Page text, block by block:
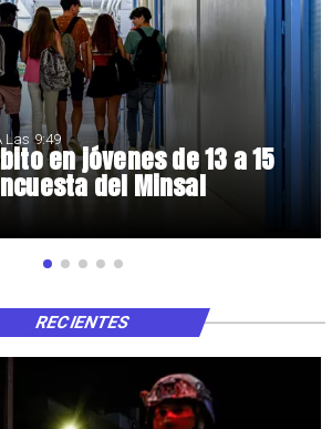
en jóvenes de 13 a 15
del Minsal
Las 9:49
RECIENTES